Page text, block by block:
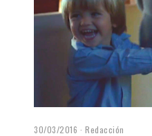
30/03/2016 Redacción